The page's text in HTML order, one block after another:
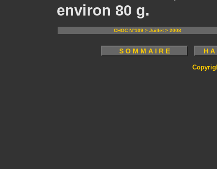
environ 80 g.
CHOC N°109 > Juillet > 2008